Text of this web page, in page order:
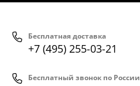
Бесплатная доставка
+7 (495) 255-03-21
Бесплатный звонок по России